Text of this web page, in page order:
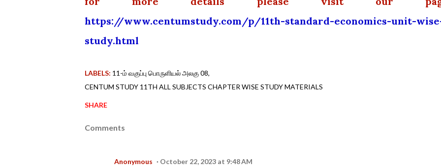
https://www.centumstudy.com/p/11th-standard-economics-unit-
study.html
LABELS: 11-ம் வகுப்பு பொருளியல் அலகு 08
CENTUM STUDY 11TH ALL SUBJECTS CHAPTER WISE STUDY MATERIALS
SHARE
Comments
Anonymous October 22, 2023 at 9:48 AM